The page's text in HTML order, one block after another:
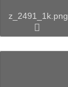
z_2491_1k.png